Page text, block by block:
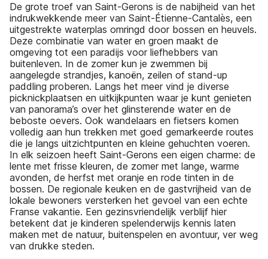
De grote troef van Saint-Gerons is de nabijheid van het
indrukwekkende meer van Saint-Étienne-Cantalès, een
uitgestrekte waterplas omringd door bossen en heuvels.
Deze combinatie van water en groen maakt de
omgeving tot een paradijs voor liefhebbers van
buitenleven. In de zomer kun je zwemmen bij
aangelegde strandjes, kanoën, zeilen of stand-up
paddling proberen. Langs het meer vind je diverse
picknickplaatsen en uitkijkpunten waar je kunt genieten
van panorama’s over het glinsterende water en de
beboste oevers. Ook wandelaars en fietsers komen
volledig aan hun trekken met goed gemarkeerde routes
die je langs uitzichtpunten en kleine gehuchten voeren.
In elk seizoen heeft Saint-Gerons een eigen charme: de
lente met frisse kleuren, de zomer met lange, warme
avonden, de herfst met oranje en rode tinten in de
bossen. De regionale keuken en de gastvrijheid van de
lokale bewoners versterken het gevoel van een echte
Franse vakantie. Een gezinsvriendelijk verblijf hier
betekent dat je kinderen spelenderwijs kennis laten
maken met de natuur, buitenspelen en avontuur, ver weg
van drukke steden.